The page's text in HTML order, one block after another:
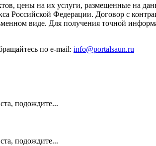
цены на их услуги, размещенные на
Российской Федерации. Договор с
виде. Для получения точной
по e-mail: info@portalsaun.ru
подождите...
подождите...